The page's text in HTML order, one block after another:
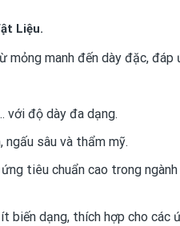
Liệu.
mỏng manh đến dày đặc, đáp
với độ dày đa dạng.
sâu và thẩm mỹ.
tiêu chuẩn cao trong
biến dạng, thích hợp cho các